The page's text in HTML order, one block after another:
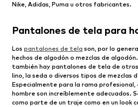
Nike, Adidas, Puma u otros fabricantes.
Pantalones de tela para
Los pantalones de tela son, por lo
hechos de algodón o mezclas de
también hay pantalones de tela de
lino, la seda o diversos tipos de mezclas
Especialmente para la rama
hombre son increíblemente adecuados.
como parte de un traje como en un look